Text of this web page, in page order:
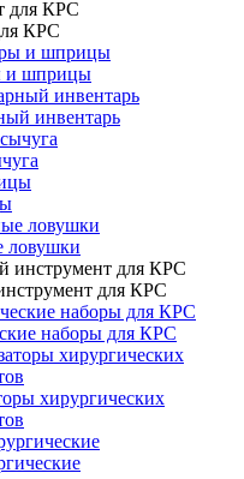
КРС
и шприцы
инвентарь
ловушки
для КРС
наборы для КРС
хирургических